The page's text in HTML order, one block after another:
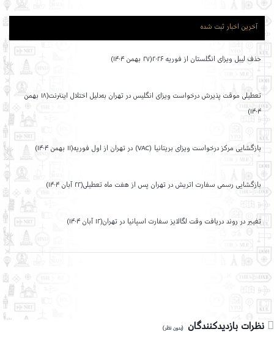
آخرین اخبار ثبت شده
حذف لیبل ویزای انگلستان از فوریه ۲۰۲۶(۲۷ بهمن ۱۴۰۴)
تعطیلی موقت پذیرش درخواست ویزای انگلیس در تهران به‌دلیل اختلال اینترنت(۱۸ بهمن
۱۴۰۴)
بازگشایی مرکز درخواست ویزای بریتانیا (VAC) در تهران از اول فوریه(۱۱ بهمن ۱۴۰۴)
بازگشایی رسمی سفارت اتریش در تهران پس از هفت ماه تعطیلی(۲۲ آبان ۱۴۰۴)
تغییر در روند دریافت وقت لگالایز سفارت اسپانیا در تهران(۱۲ آبان ۱۴۰۴)
نظرات بازدیدکنندگان (بدون نظر)